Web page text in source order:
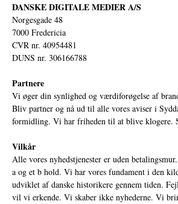
DANSKE DIGITALE MEDIER A/S
Norgesgade 48
7000 Fredericia
CVR nr. 40954481
DUNS nr. 306166788
Partnere
Vi øger din synlighed og værdiforøgelse af
Bliv partner og nå ud til alle vores aviser i
formidling. Vi har friheden til at blive klogere.
Vilkår
Alle vores nyhedstjenester er uden
a og et b hold. Vi har vores fundament i den
udviklet af danske historikere gennem tiden.
vil vi erkende. Vi skaber ikke nyhederne. Vi